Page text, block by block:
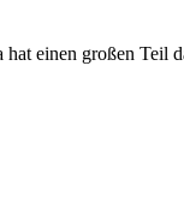
einen großen